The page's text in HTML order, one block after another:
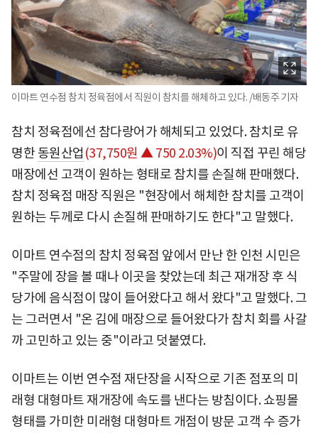
이마트 연수점 참치 정육점에서 직원이 참치를 해체하고 있다. /배동주 기자
참치 정육점에선 참다랑어가 해체되고 있었다. 참치로 유
명한 동원산업 (37,750원 ▲ 750 2.03%)이 직접 꾸린 해당
매장에선 고객이 원하는 형태로 참치를 손질해 판매했다.
참치 정육점 매장 직원은 "현장에서 해체한 참치를 고객이
원하는 두께로 다시 손질해 판매하기도 한다"고 말했다.
이마트 연수점의 참치 정육점 앞에서 만난 한 인천 시민은
"주말에 장을 볼 때나 이곳을 찾았는데 최근 재개장 후 식
당가에 음식점이 많이 들어왔다고 해서 왔다"고 말했다. 그
는 그러면서 "온 김에 매장으로 들어왔다가 참치 회를 사갈
까 고민하고 있는 중"이라고 덧붙였다.
이마트는 이번 연수점 재단장을 시작으로 기존 점포의 미
래형 대형마트 재개장에 속도를 낸다는 방침이다. 쇼핑몰
형태를 가미한 미래형 대형마트 개점이 방문 고객 수 증가